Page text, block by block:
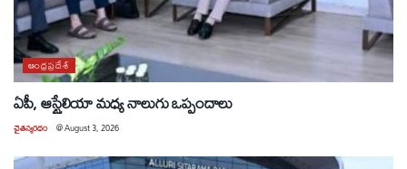
ఆంధ్రప్రదేశ్
ఏపీ, ఆస్ట్రేలియా మధ్య నాలుగు ఒప్పందాలు
చైతన్యరధం @August 3, 2026